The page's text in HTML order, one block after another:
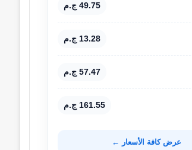
49.75 ج.م
13.28 ج.م
57.47 ج.م
161.55 ج.م
عرض كافة الأسعار ←